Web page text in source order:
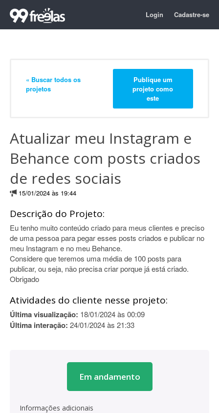
Login Cadastre-se
« Buscar todos os
projetos
Publique um
projeto como
este
Atualizar meu Instagram e
Behance com posts criados
de redes sociais
15/01/2024 às 19:44
Descrição do Projeto:
Eu tenho muito conteúdo criado para meus clientes e preciso
de uma pessoa para pegar esses posts criados e publicar no
meu Instagram e no meu Behance.
Considere que teremos uma média de 100 posts para
publicar, ou seja, não precisa criar porque já está criado.
Obrigado
Atividades do cliente nesse projeto:
Última visualização: 18/01/2024 às 00:09
Última interação: 24/01/2024 às 21:33
Em andamento
Informações adicionais